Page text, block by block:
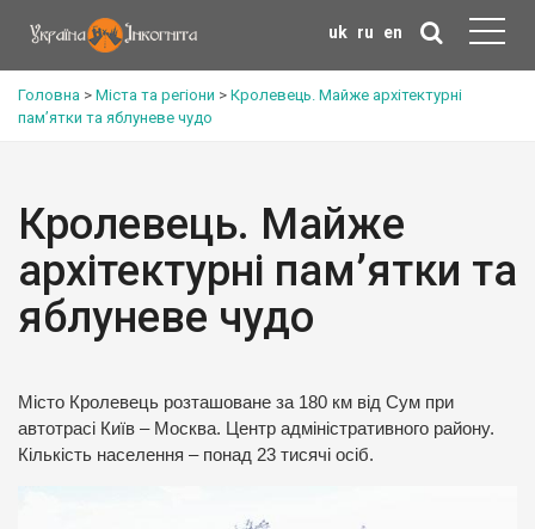
uk ru en
Головна > Міста та регіони > Кролевець. Майже архітектурні
пам’ятки та яблуневе чудо
Кролевець. Майже
архітектурні пам’ятки та
яблуневе чудо
Місто Кролевець розташоване за 180 км від Сум при
автотрасі Київ – Москва. Центр адміністративного району.
Кількість населення – понад 23 тисячі осіб.